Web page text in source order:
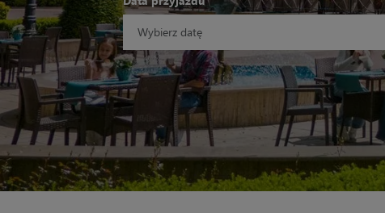
Format daty: DD.MM.RRRR